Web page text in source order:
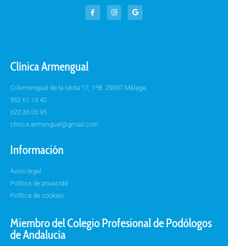
Clínica Armengual
C/Armengual de la Mota 17, 1ºB. 29007 Málaga
952 61 13 42
622 35 05 95
clinica.armengual@gmail.com
Información
Aviso legal
Política de privacidd
Política de cookies
Miembro del Colegio Profesional de Podólogos
de Andalucía